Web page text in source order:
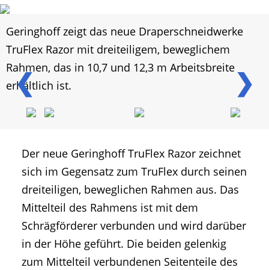
❮ ❯
Geringhoff zeigt das neue Draperschneidwerke
TruFlex Razor mit dreiteiligem, beweglichem
Rahmen, das in 10,7 und 12,3 m Arbeitsbreite
erhältlich ist.
Der neue Geringhoff TruFlex Razor zeichnet
sich im Gegensatz zum TruFlex durch seinen
dreiteiligen, beweglichen Rahmen aus. Das
Mittelteil des Rahmens ist mit dem
Schrägförderer verbunden und wird darüber
in der Höhe geführt. Die beiden gelenkig
zum Mittelteil verbundenen Seitenteile des